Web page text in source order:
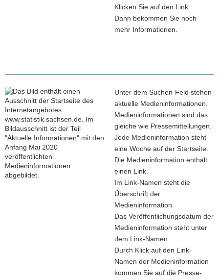
Klicken Sie auf den Link.
Dann bekommen Sie noch
mehr Informationen.
Unter dem Suchen-Feld stehen
aktuelle Medieninformationen.
Medieninformationen sind das
gleiche wie Pressemitteilungen.
Jede Medieninformation steht
eine Woche auf der Startseite.
Die Medieninformation enthält
einen Link.
Im Link-Namen steht die
Überschrift der
Medieninformation.
Das Veröffentlichungsdatum der
Medieninformation steht unter
dem Link-Namen.
Durch Klick auf den Link-
Namen der Medieninformation
kommen Sie auf die Presse-